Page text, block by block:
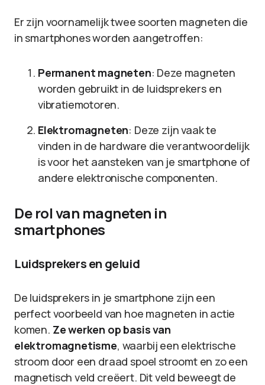
Er zijn voornamelijk twee soorten magneten die
in smartphones worden aangetroffen:
Permanent magneten: Deze magneten
worden gebruikt in de luidsprekers en
vibratiemotoren.
Elektromagneten: Deze zijn vaak te
vinden in de hardware die verantwoordelijk
is voor het aansteken van je smartphone of
andere elektronische componenten.
De rol van magneten in
smartphones
Luidsprekers en geluid
De luidsprekers in je smartphone zijn een
perfect voorbeeld van hoe magneten in actie
komen. Ze werken op basis van
elektromagnetisme, waarbij een elektrische
stroom door een draad spoel stroomt en zo een
magnetisch veld creëert. Dit veld beweegt de